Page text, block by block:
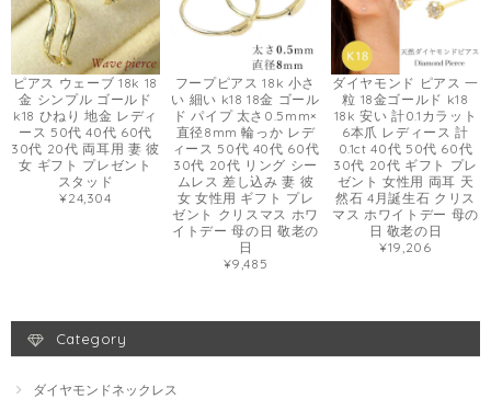
ピアス ウェーブ 18k 18
金 シンプル ゴールド
k18 ひねり 地金 レディ
ース 50代 40代 60代
30代 20代 両耳用 妻 彼
女 ギフト プレゼント
スタッド
¥24,304
フープピアス 18k 小さ
い 細い k18 18金 ゴール
ド パイプ 太さ0.5mm×
直径8mm 輪っか レデ
ィース 50代 40代 60代
30代 20代 リング シー
ムレス 差し込み 妻 彼
女 女性用 ギフト プレ
ゼント クリスマス ホワ
イトデー 母の日 敬老の
日
¥9,485
ダイヤモンド ピアス 一
粒 18金ゴールド k18
18k 安い 計0.1カラット
6本爪 レディース 計
0.1ct 40代 50代 60代
30代 20代 ギフト プレ
ゼント 女性用 両耳 天
然石 4月誕生石 クリス
マス ホワイトデー 母の
日 敬老の日
¥19,206
Category
ダイヤモンドネックレス